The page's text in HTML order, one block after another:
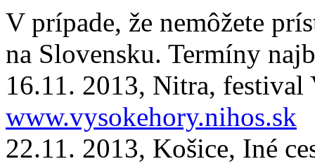
V prípade, že nemôžete
na Slovensku. Termíny
16.11. 2013, Nitra, festival
www.vysokehory.nihos.sk
22.11. 2013, Košice, Iné